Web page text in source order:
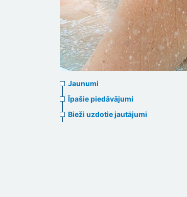
News
menu
Jaunumi
Īpašie piedāvājumi
Bieži uzdotie jautājumi